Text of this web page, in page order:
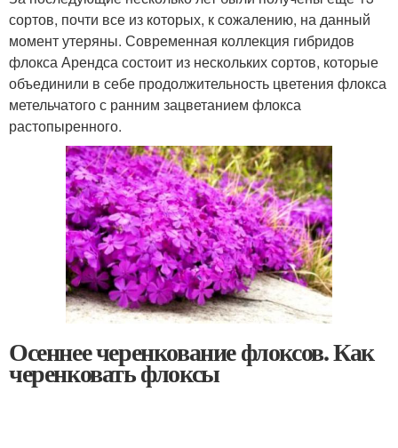
сортов, почти все из которых, к сожалению, на данный
момент утеряны. Современная коллекция гибридов
флокса Арендса состоит из нескольких сортов, которые
объединили в себе продолжительность цветения флокса
метельчатого с ранним зацветанием флокса
растопыренного.
Осеннее черенкование флоксов. Как
черенковать флоксы